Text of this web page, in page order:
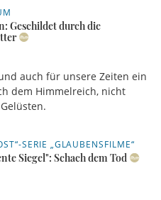
Geschildet durch die
auch für unsere Zeiten ein
dem Himmelreich, nicht
SERIE „GLAUBENSFILME“
Siegel": Schach dem Tod